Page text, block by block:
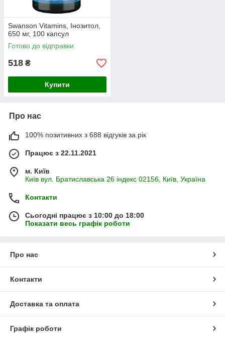
Swanson Vitamins, Інозитол,
650 мг, 100 капсул
Готово до відправки
518 ₴
Купити
Про нас
100% позитивних з 688 відгуків за рік
Працює з 22.11.2021
м. Київ
Київ вул. Братиславська 26 індекс 02156, Київ, Україна
Контакти
Сьогодні працює з 10:00 до 18:00
Показати весь графік роботи
Про нас
Контакти
Доставка та оплата
Графік роботи